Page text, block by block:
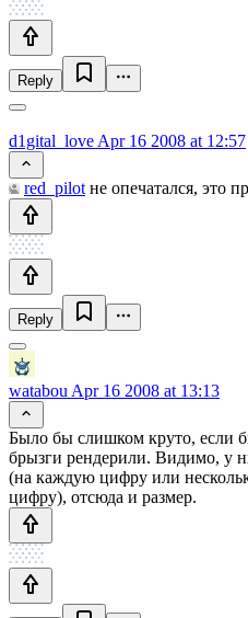
Reply
d1gital_love Apr 16 2008 at 12:57
red_pilot не опечатался, это
Reply
watabou Apr 16 2008 at 13:13
Было бы слишком круто, если
брызги рендерили. Видимо, у
(на каждую цифру или
цифру), отсюда и размер.